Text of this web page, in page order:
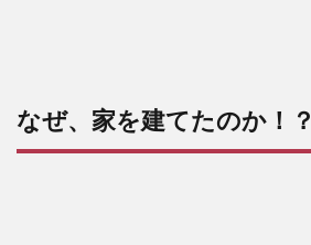
なぜ、家を建てたのか！？